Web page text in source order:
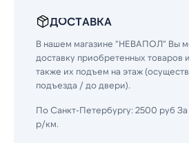
ДОСТАВКА
В нашем магазине "НЕВАПОЛ" Вы
доставку приобретенных товаров
также их подъем на этаж
подъезда / до двери).
По Санкт-Петербургу: 2500 руб
р/км.